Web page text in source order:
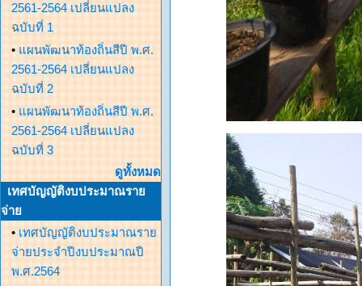
2561-2564 เปลี่ยนแปลง
ฉบับที่ 1
• แผนพัฒนาท้องถิ่นสีปี พ.ศ.
2561-2564 เปลี่ยนแปลง
ฉบับที่ 2
• แผนพัฒนาท้องถิ่นสีปี พ.ศ.
2561-2564 เปลี่ยนแปลง
ฉบับที่ 3
ดูทั้งหมด
เทศบัญญัติงบประมาณราย
จ่าย
• เทศบัญญัติงบประมาณราย
จ่ายประจำปีงบประมาณปี
พ.ศ.2564